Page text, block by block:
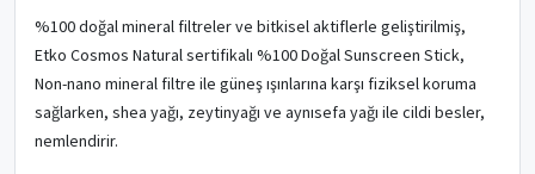
%100 doğal mineral filtreler ve bitkisel aktiflerle geliştirilmiş,
Etko Cosmos Natural sertifikalı %100 Doğal Sunscreen Stick,
Non-nano mineral filtre ile güneş ışınlarına karşı fiziksel koruma
sağlarken, shea yağı, zeytinyağı ve aynısefa yağı ile cildi besler,
nemlendirir.